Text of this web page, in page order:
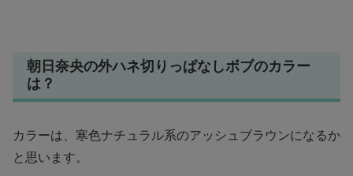
朝日奈央の外ハネ切りっぱなしボブのカラー
は？
カラーは、寒色ナチュラル系のアッシュブラウンになるか
と思います。